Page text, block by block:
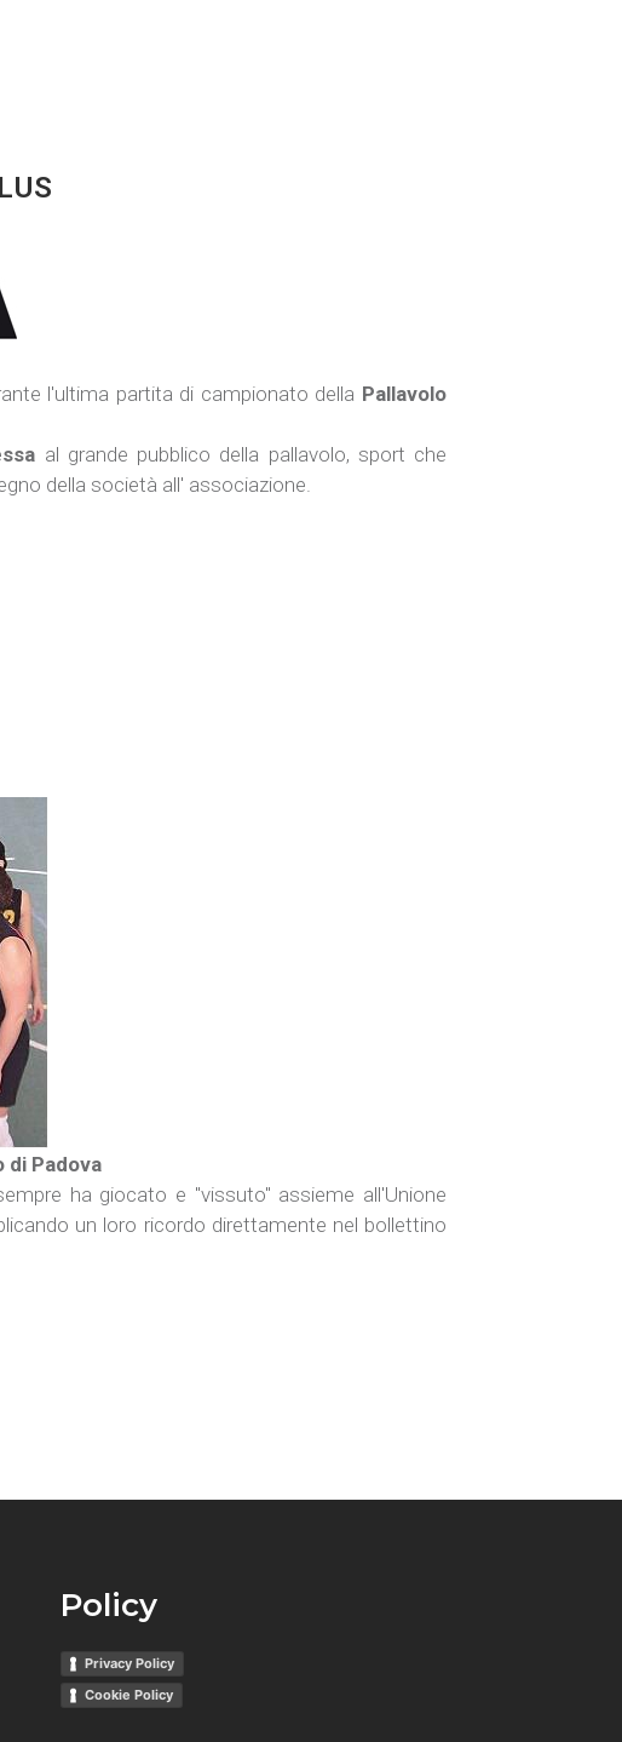
l'ultima partita di campionato della Pallavolo
al grande pubblico della pallavolo, sport che
della società all' associazione.
di Padova
ha giocato e "vissuto" assieme all'Unione
un loro ricordo direttamente nel bollettino
Policy
Privacy Policy
Cookie Policy